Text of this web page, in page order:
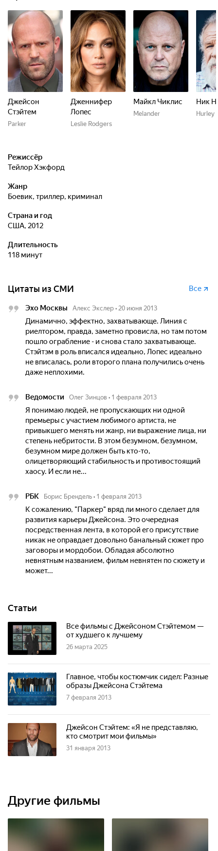
Джейсон
Стэйтем
Parker
Дженнифер
Лопес
Leslie Rodgers
Майкл Чиклис
Melander
Ник
Hurley
Режиссёр
Тейлор Хэкфорд
Жанр
боевик, триллер, криминал
Страна и год
США, 2012
Длительность
118 минут
Цитаты из СМИ Все
Эхо Москвы Алекс Экслер • 20 июня 2013
Динамично, эффектно, захватывающе. Линия с
риелтором, правда, заметно провисла, но там потом
пошло ограбление - и снова стало захватывающе.
Стэйтэм в роль вписался идеально, Лопес идеально
не вписалась, роли второго плана получились очень
даже неплохими.
Ведомости Олег Зинцов • 1 февраля 2013
Я понимаю людей, не пропускающих ни одной
премьеры с участием любимого артиста, не
привыкшего менять ни жанр, ни выражение лица, ни
степень небритости. В этом безумном, безумном,
безумном мире должен быть кто-то,
олицетворяющий стабильность и противостоящий
хаосу. И если не...
РБК Борис Брендель • 1 февраля 2013
К сожалению, "Паркер" вряд ли много сделает для
развития карьеры Джейсона. Это очередная
посредственная лента, в которой его присутствие
никак не оправдает довольно банальный сюжет про
заговоры и мордобои. Обладая абсолютно
невнятным названием, фильм невнятен по сюжету и
может...
Статьи
Все фильмы с Джейсоном Стэйтемом —
от худшего к лучшему
26 марта 2025
Главное, чтобы костюмчик сидел: Разные
образы Джейсона Стэйтема
7 февраля 2013
Джейсон Стэйтем: «Я не представляю,
кто смотрит мои фильмы»
31 января 2013
Другие фильмы